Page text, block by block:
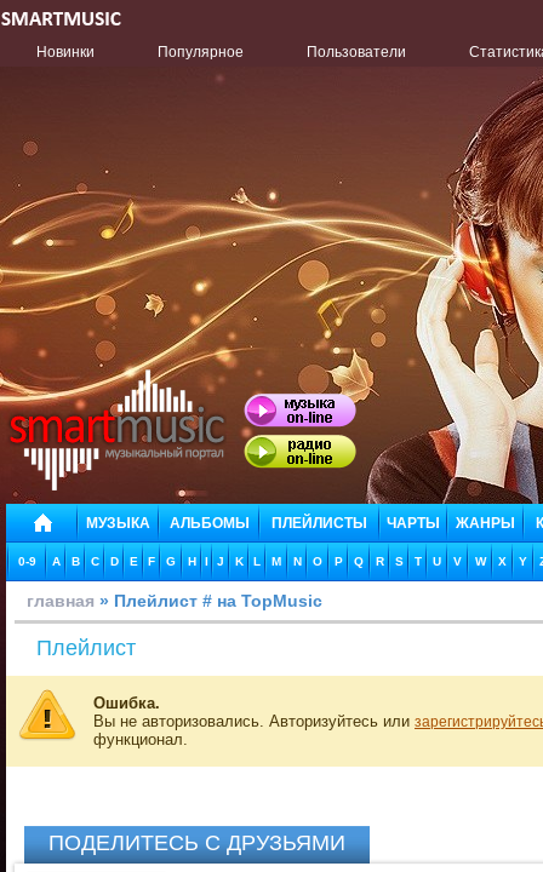
Новинки Популярное Пользователи
МУЗЫКА АЛЬБОМЫ ПЛЕЙЛИСТЫ ЧАРТЫ ЖАНРЫ
0-9 A B C D E F G H I J K L M N O P Q R S T U V W X Y
главная » Плейлист # на TopMusic
Плейлист
Ошибка.
Вы не авторизовались. Авторизуйтесь или
функционал.
ПОДЕЛИТЕСЬ С ДРУЗЬЯМИ